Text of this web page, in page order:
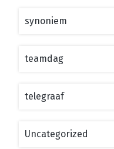
synoniem
teamdag
telegraaf
Uncategorized